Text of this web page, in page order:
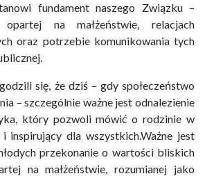
fundament naszego Związku –
na małżeństwie, relacjach
oraz potrzebie komunikowania tych
się, że dziś – gdy społeczeństwo
– szczególnie ważne jest odnalezienie
który pozwoli mówić o rodzinie w
inspirujący dla wszystkich.Ważne jest
przekonanie o wartości bliskich
na małżeństwie, rozumianej jako